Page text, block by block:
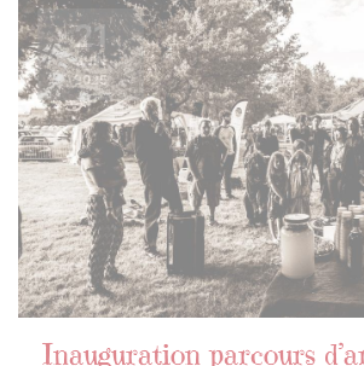
21
JUIN
2025
Inauguration parcours